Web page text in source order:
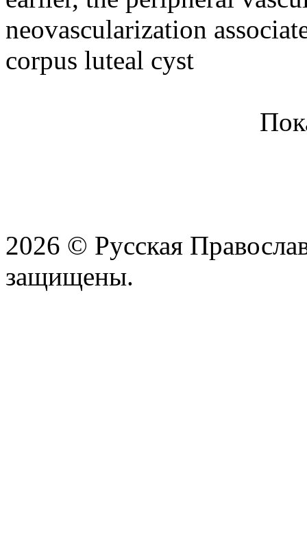
neovascularization
corpus luteal cyst
2026 © Русская
защищены.